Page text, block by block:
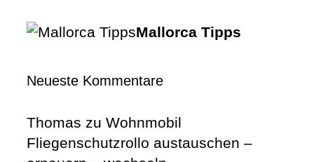
Mallorca Tipps
Neueste Kommentare
Thomas zu Wohnmobil
Fliegenschutzrollo austauschen –